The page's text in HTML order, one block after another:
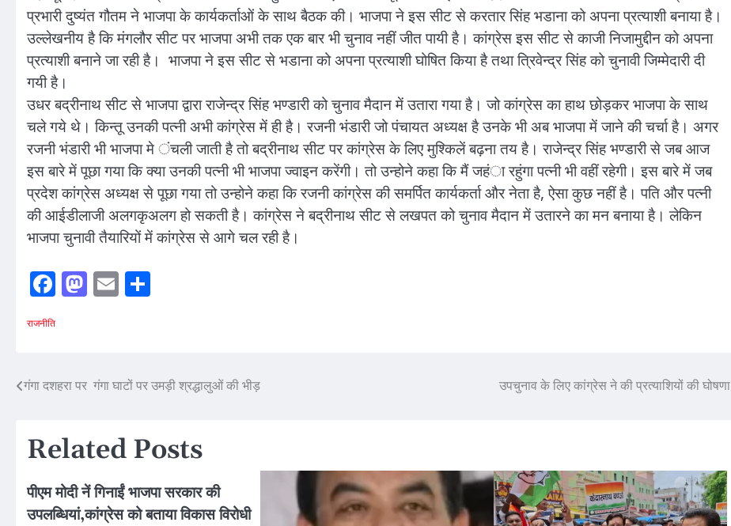
प्रभारी दुष्यंत गौतम ने भाजपा के कार्यकर्ताओं के साथ बैठक की। भाजपा ने इस सीट से करतार सिंह भडाना को अपना प्रत्याशी बनाया है।
उल्लेखनीय है कि मंगलौर सीट पर भाजपा अभी तक एक बार भी चुनाव नहीं जीत पायी है। कांग्रेस इस सीट से काजी निजामुद्दीन को अपना
प्रत्याशी बनाने जा रही है। भाजपा ने इस सीट से भडाना को अपना प्रत्याशी घोषित किया है तथा त्रिवेन्द्र सिंह को चुनावी जिम्मेदारी दी
गयी है।
उधर बद्रीनाथ सीट से भाजपा द्वारा राजेन्द्र सिंह भण्डारी को चुनाव मैदान में उतारा गया है। जो कांग्रेस का हाथ छोड़कर भाजपा के साथ
चले गये थे। किन्तू उनकी पत्नी अभी कांग्रेस में ही है। रजनी भंडारी जो पंचायत अध्यक्ष है उनके भी अब भाजपा में जाने की चर्चा है। अगर
रजनी भंडारी भी भाजपा मे ंचली जाती है तो बद्रीनाथ सीट पर कांग्रेस के लिए मुश्किलें बढ़ना तय है। राजेन्द्र सिंह भण्डारी से जब आज
इस बारे में पूछा गया कि क्या उनकी पत्नी भी भाजपा ज्वाइन करेंगी। तो उन्होने कहा कि मैं जहंा रहुंगा पत्नी भी वहीं रहेगी। इस बारे में जब
प्रदेश कांग्रेस अध्यक्ष से पूछा गया तो उन्होने कहा कि रजनी कांग्रेस की समर्पित कार्यकर्ता और नेता है, ऐसा कुछ नहीं है। पति और पत्नी
की आईडीलाजी अलगकृअलग हो सकती है। कांग्रेस ने बद्रीनाथ सीट से लखपत को चुनाव मैदान में उतारने का मन बनाया है। लेकिन
भाजपा चुनावी तैयारियों में कांग्रेस से आगे चल रही है।
Facebook
Mastodon
Email
राजनीति
Post
गंगा दशहरा पर गंगा घाटों पर उमड़ी श्रद्धालुओं की भीड़ उपचुनाव के लिए कांग्रेस ने की प्रत्याशियों की घोषणा
Related Posts
पीएम मोदी नें गिनाईं भाजपा सरकार की
उपलब्धियां,कांग्रेस को बताया विकास विरोधी